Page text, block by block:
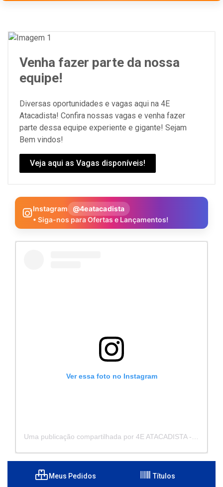
Venha fazer parte da nossa
equipe!
Diversas oportunidades e vagas aqui na 4E
Atacadista! Confira nossas vagas e venha fazer
parte dessa equipe experiente e gigante! Sejam
Bem vindos!
Veja aqui as Vagas disponíveis!
Instagram
@4eatacadista
• Siga-nos para Ofertas e Lançamentos!
Ver essa foto no Instagram
Meus Pedidos Títulos